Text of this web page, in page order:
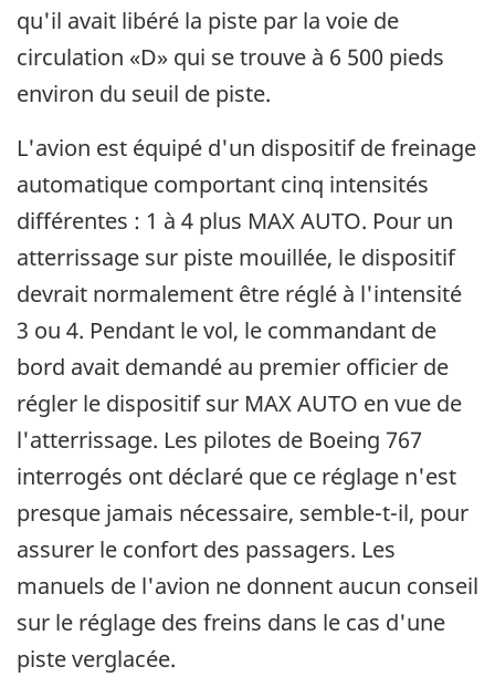
qu'il avait libéré la piste par la voie de
circulation «D» qui se trouve à 6 500 pieds
environ du seuil de piste.
L'avion est équipé d'un dispositif de freinage
automatique comportant cinq intensités
différentes : 1 à 4 plus MAX AUTO. Pour un
atterrissage sur piste mouillée, le dispositif
devrait normalement être réglé à l'intensité
3 ou 4. Pendant le vol, le commandant de
bord avait demandé au premier officier de
régler le dispositif sur MAX AUTO en vue de
l'atterrissage. Les pilotes de Boeing 767
interrogés ont déclaré que ce réglage n'est
presque jamais nécessaire, semble-t-il, pour
assurer le confort des passagers. Les
manuels de l'avion ne donnent aucun conseil
sur le réglage des freins dans le cas d'une
piste verglacée.